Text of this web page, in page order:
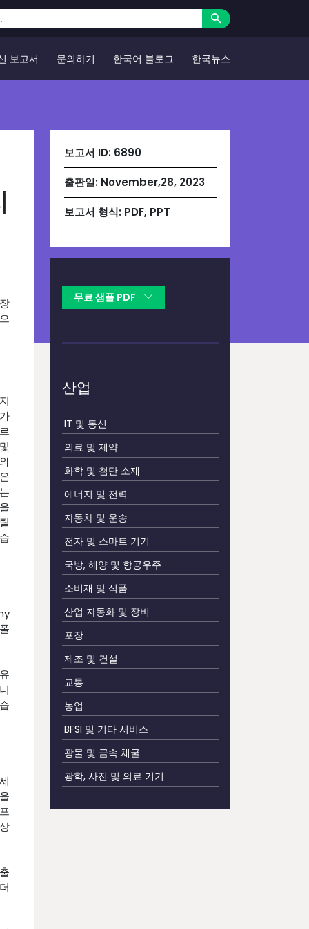
보고서 문의하기 한국어 블로그 한국뉴스
보고서 ID: 6890
출판일: November,28, 2023
보고서 형식: PDF, PPT
무료 샘플 PDF
산업
IT 및 통신
의료 및 제약
화학 및 첨단 소재
에너지 및 전력
자동차 및 운송
전자 및 스마트 기기
국방, 해양 및 항공우주
소비재 및 식품
산업 자동화 및 장비
포장
제조 및 건설
교통
농업
BFSI 및 기타 서비스
광물 및 금속 채굴
광학, 사진 및 의료 기기